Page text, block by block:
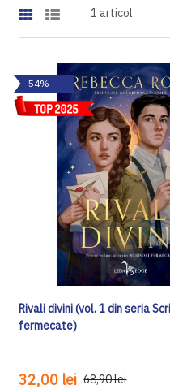
1 articol
-54%
Rivali divini (vol. 1 din seria
fermecate)
32,00 lei 68,90 lei